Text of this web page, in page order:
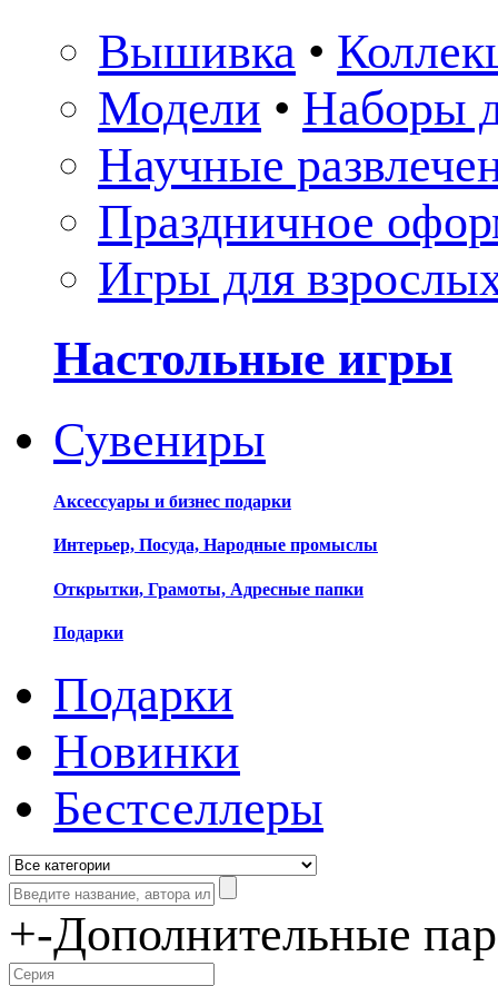
Вышивка •
Модели • Наборы
Научные
Праздничное
Игры для
Настольные игры
Сувениры
Аксессуары и бизнес подарки
Интерьер, Посуда, Народные промыслы
Открытки, Грамоты, Адресные папки
Подарки
Подарки
Новинки
Бестселлеры
+-Дополнительные